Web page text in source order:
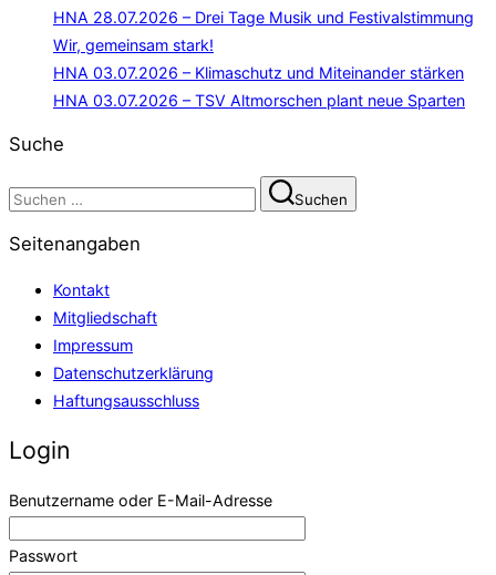
HNA 28.07.2026 – Drei Tage Musik und Festivalstimmung
Wir, gemeinsam stark!
HNA 03.07.2026 – Klimaschutz und Miteinander stärken
HNA 03.07.2026 – TSV Altmorschen plant neue Sparten
Suche
Suchen
nach:
Suchen
Seitenangaben
Kontakt
Mitgliedschaft
Impressum
Datenschutzerklärung
Haftungsausschluss
Login
Benutzername oder E-Mail-Adresse
Passwort